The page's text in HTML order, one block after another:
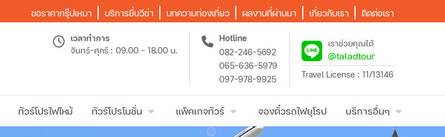
ขอราคากรุ๊ปเหมา บริการยื่นวีซ่า บทความท่องเที่ยว ผลงานที่ผ่านมา เกี่ยวกับเรา ติดต่อเรา
เวลาทำการ
จันทร์-ศุกร์ : 09.00 - 18.00 น.
Hotline
082-246-5692
065-636-5979
097-978-9925
เราช่วยคุณได้
@taladtour
Travel License : 11/13146
ทัวร์โปรไฟไหม้ ทัวร์โปรโมชั่น แพ็คเกจทัวร์ จองตั๋วรถไฟยุโรป บริการอื่นๆ